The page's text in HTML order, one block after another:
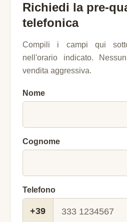
Richiedi la pre-
telefonica
Compili i campi qui
nell'orario indicato.
vendita aggressiva.
Nome
Cognome
Telefono
+39